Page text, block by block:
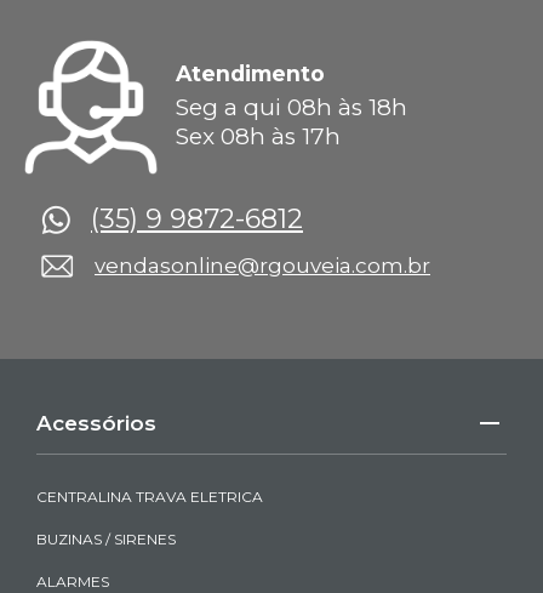
Atendimento
Seg a qui 08h às 18h
Sex 08h às 17h
(35) 9 9872-6812
vendasonline@rgouveia.com.br
Acessórios
CENTRALINA TRAVA ELETRICA
BUZINAS / SIRENES
ALARMES